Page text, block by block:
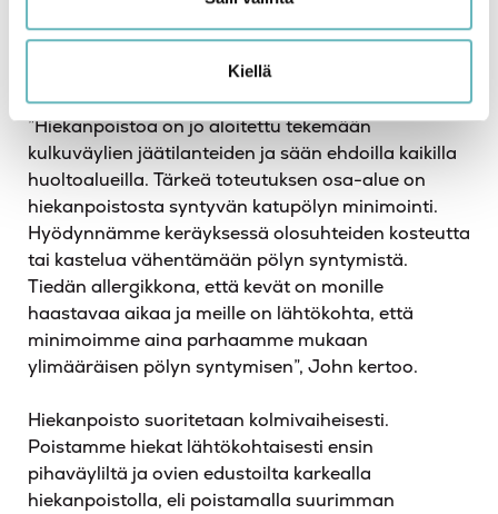
Kiellä
enemmän aikaa.
Milloin hiekanpoistotyöt tehdään?
”Hiekanpoistoa on jo aloitettu tekemään
kulkuväylien jäätilanteiden ja sään ehdoilla kaikilla
huoltoalueilla. Tärkeä toteutuksen osa-alue on
hiekanpoistosta syntyvän katupölyn minimointi.
Hyödynnämme keräyksessä olosuhteiden kosteutta
tai kastelua vähentämään pölyn syntymistä.
Tiedän allergikkona, että kevät on monille
haastavaa aikaa ja meille on lähtökohta, että
minimoimme aina parhaamme mukaan
ylimääräisen pölyn syntymisen”, John kertoo.
Hiekanpoisto suoritetaan kolmivaiheisesti.
Poistamme hiekat lähtökohtaisesti ensin
pihaväyliltä ja ovien edustoilta karkealla
hiekanpoistolla, eli poistamalla suurimman